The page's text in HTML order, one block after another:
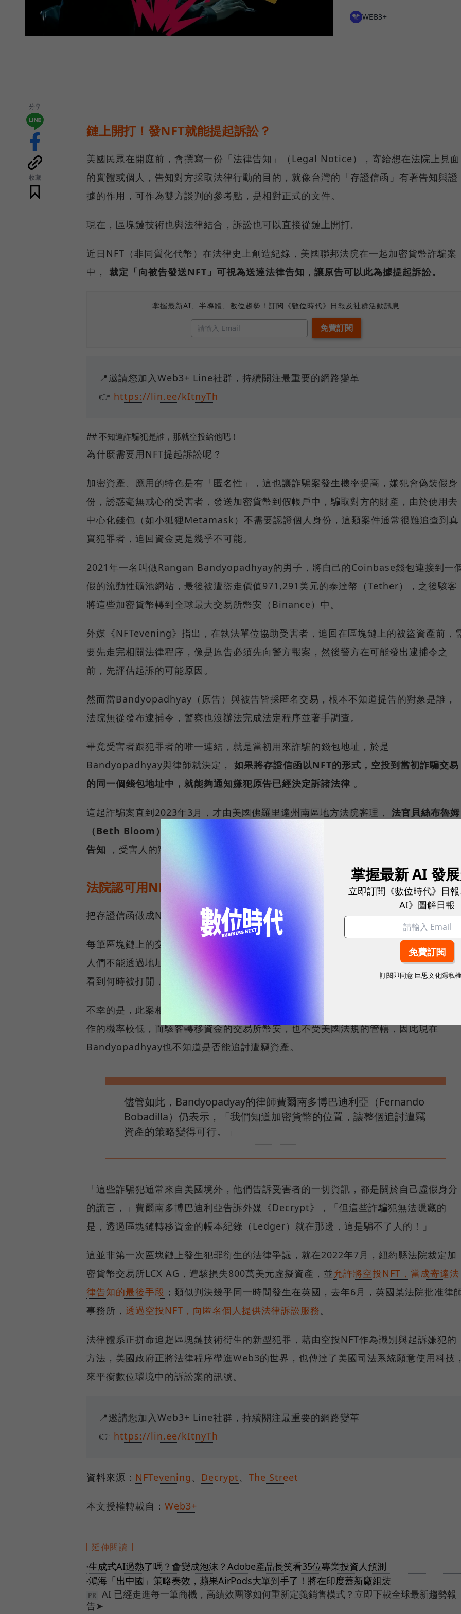
WEB3+
分享
收藏
鏈上開打！發NFT就能提起訴訟？
美國民眾在開庭前，會撰寫一份「法律告知」（Legal Notice），寄給想在法院上見面
的實體或個人，告知對方採取法律行動的目的，就像台灣的「存證信函」有著告知與證
據的作用，可作為雙方談判的參考點，是相對正式的文件。
現在，區塊鏈技術也與法律結合，訴訟也可以直接從鏈上開打。
近日NFT（非同質化代幣）在法律史上創造紀錄，美國聯邦法院在一起加密貨幣詐騙案
中， 裁定「向被告發送NFT」可視為送達法律告知，讓原告可以此為據提起訴訟。
掌握最新AI、半導體、數位趨勢！訂閱《數位時代》日報及社群活動訊息
📍邀請您加入Web3+ Line社群，持續關注最重要的網路變革
👉 https://lin.ee/kItnyTh
## 不知道詐騙犯是誰，那就空投給他吧！
為什麼需要用NFT提起訴訟呢？
加密資產、應用的特色是有「匿名性」，這也讓詐騙案發生機率提高，嫌犯會偽裝假身
份，誘惑毫無戒心的受害者，發送加密貨幣到假帳戶中，騙取對方的財產，由於使用去
中心化錢包（如小狐狸Metamask）不需要認證個人身份，這類案件通常很難追查到真
實犯罪者，追回資金更是幾乎不可能。
2021年一名叫做Rangan Bandyopadhyay的男子，將自己的Coinbase錢包連接到一
假的流動性礦池網站，最後被遭盜走價值971,291美元的泰達幣（Tether），之後駭客
將這些加密貨幣轉到全球最大交易所幣安（Binance）中。
外媒《NFTevening》指出，在執法單位協助受害者，追回在區塊鏈上的被盜資產前，
要先走完相關法律程序，像是原告必須先向警方報案，然後警方在可能發出逮捕令之
前，先評估起訴的可能原因。
然而當Bandyopadhyay（原告）與被告皆採匿名交易，根本不知道提告的對象是誰，
法院無從發布逮捕令，警察也沒辦法完成法定程序並著手調查。
畢竟受害者跟犯罪者的唯一連結，就是當初用來詐騙的錢包地址，於是
Bandyopadhyay與律師就決定， 如果將存證信函以NFT的形式，空投到當初詐騙交易
的同一個錢包地址中，就能夠通知嫌犯原告已經決定訴諸法律 。
這起詐騙案直到2023年3月，才由美國佛羅里達州南區地方法院審理， 法官貝絲布魯姆
（Beth Bloom）首度在聯邦法院裁定，空投NFT到嫌犯的個人錢包，可視為送達法律
告知 ，受害人的辯護律師將可對匿名駭客提起訴訟。
法院認可用NFT提起訴訟，能解決所有問題嗎？
把存證信函做成NFT空投給犯罪者，就能解決所有問題嗎？
每筆區塊鏈上的交易，都包含發送方（sender）和接收方（receiver）的公開地址，但
人們不能透過地址得知擁有者是誰、身在何處，因此空投NFT來發法律告知，儘管可以
看到何時被打開，但無法得知是誰打開的。
不幸的是，此案相關的泰達幣（USDT），是由香港Tether有限公司發行，與美國當局
作的機率較低，而駭客轉移資金的交易所幣安，也不受美國法規的管轄，因此現在
Bandyopadhyay也不知道是否能追討遭竊資產。
儘管如此，Bandyopadyay的律師費爾南多博巴迪利亞（Fernando
Bobadilla）仍表示，「我們知道加密貨幣的位置，讓整個追討遭竊
資產的策略變得可行。」
「這些詐騙犯通常來自美國境外，他們告訴受害者的一切資訊，都是關於自己虛假身分
的謊言，」費爾南多博巴迪利亞告訴外媒《Decrypt》，「但這些詐騙犯無法隱藏的
是，透過區塊鏈轉移資金的帳本紀錄（Ledger）就在那邊，這是騙不了人的！」
這並非第一次區塊鏈上發生犯罪衍生的法律爭議，就在2022年7月，紐約縣法院裁定加
密貨幣交易所LCX AG，遭駭損失800萬美元虛擬資產，並允許將空投NFT，當成寄達法
律告知的最後手段 ；類似判決幾乎同一時間發生在英國，去年6月，英國某法院批准律
事務所， 透過空投NFT，向匿名個人提供法律訴訟服務。
法律體系正拼命追趕區塊鏈技術衍生的新型犯罪，藉由空投NFT作為識別與起訴嫌犯的
方法，美國政府正將法律程序帶進Web3的世界，也傳達了美國司法系統願意使用科技
來平衡數位環境中的訴訟案的訊號。
📍邀請您加入Web3+ Line社群，持續關注最重要的網路變革
👉 https://lin.ee/kItnyTh
資料來源： NFTevening Decrypt The Street
本文授權轉載自： Web3+
延伸閱讀
●生成式AI過熱了嗎？會變成泡沫？Adobe產品長笑看35位專業投資人預測
●鴻海「出中國」策略奏效，蘋果AirPods大單到手了！將在印度蓋新廠組裝
AI 已經走進每一筆商機，高績效團隊如何重新定義銷售模式？立即下載全球最新趨勢報
告➤
掌握最新 AI 發
立即訂閱《數位時代》日
AI》圖解日報
訂閱即同意 巨思文化隱私